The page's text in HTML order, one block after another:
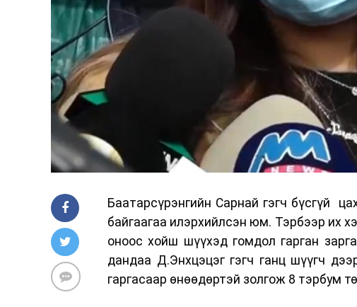
Баатарсүрэнгийн Сарнай гэгч бүсгүй
байгаагаа илэрхийлсэн юм. Тэрбээр их
оноос хойш шүүхэд гомдол гарган
дандаа Д.Энхцэцэг гэгч ганц шүүгч
гаргасаар өнөөдөртэй золгож 8 тэрбум